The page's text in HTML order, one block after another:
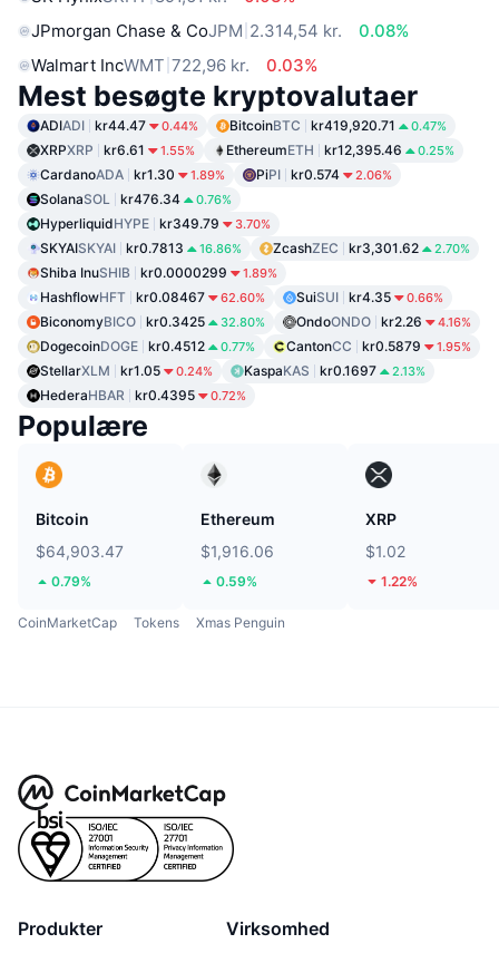
JPmorgan Chase & CoJPM 2.314,54 kr.
0.08%
Walmart IncWMT 722,96 kr. 0.03%
Mest besøgte kryptovalutaer
ADIADI kr44.47 0.44% BitcoinBTC kr419,920.71 0.47%
XRPXRP kr6.61 1.55% EthereumETH kr12,395.46 0.25%
CardanoADA kr1.30 1.89% PiPI kr0.574 2.06%
SolanaSOL kr476.34 0.76%
HyperliquidHYPE kr349.79 3.70%
SKYAISKYAI kr0.7813 16.86% ZcashZEC kr3,301.62 2.70%
Shiba InuSHIB kr0.0000299 1.89%
HashflowHFT kr0.08467 62.60% SuiSUI kr4.35 0.66%
BiconomyBICO kr0.3425 32.80% OndoONDO kr2.26 4.16%
DogecoinDOGE kr0.4512 0.77% CantonCC kr0.5879 1.95%
StellarXLM kr1.05 0.24% KaspaKAS kr0.1697 2.13%
HederaHBAR kr0.4395 0.72%
Populære
Bitcoin
$64,903.47
0.79%
Ethereum
$1,916.06
0.59%
XRP
$1.02
1.22%
CoinMarketCap Tokens Xmas Penguin
Produkter Virksomhed